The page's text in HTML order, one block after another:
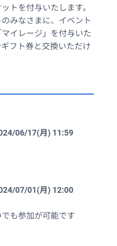
トを付与いたします。
みなさまに、イベント
イレージ」を付与いた
フト券と交換いただけ
06/17(月) 11:59
07/01(月) 12:00
も参加が可能です